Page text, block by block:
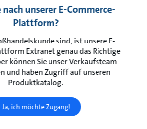
nach unserer E-Commerce-
Plattform?
sind, ist unsere E-
Extranet genau das Richtige
können Sie unser Verkaufsteam
und haben Zugriff auf unseren
Produktkatalog.
Ja, ich möchte Zugang!